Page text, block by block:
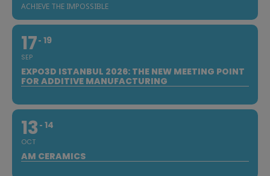
ACHIEVE THE IMPOSSIBLE
17
SEP
19
EXPO3D ISTANBUL 2026: THE NEW MEETING POINT
FOR ADDITIVE MANUFACTURING
13
OCT
14
AM CERAMICS